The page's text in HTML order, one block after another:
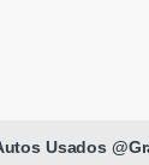
Usados